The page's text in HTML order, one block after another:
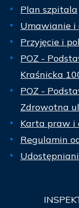
Plan szpitala
Umawianie i
Przyjęcie i
POZ -
Kraśnicka
POZ -
Zdrowotna
Karta praw i
Regulamin